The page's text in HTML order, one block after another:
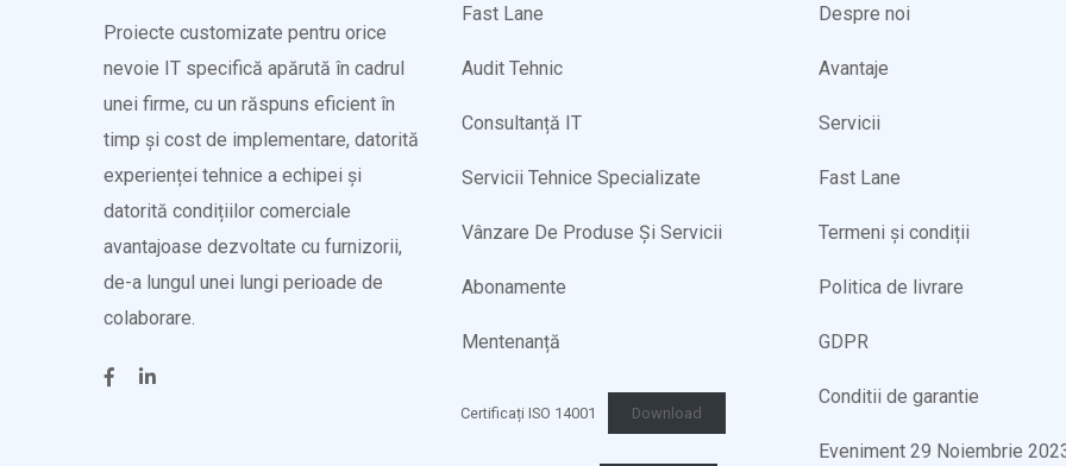
Proiecte customizate pentru orice
nevoie IT specifică apărută în cadrul
unei firme, cu un răspuns eficient în
timp și cost de implementare, datorită
experienței tehnice a echipei și
datorită condițiilor comerciale
avantajoase dezvoltate cu furnizorii,
de-a lungul unei lungi perioade de
colaborare.
Fast Lane
Audit Tehnic
Consultanță IT
Servicii Tehnice Specializate
Vânzare De Produse Și Servicii
Abonamente
Mentenanță
Certificați ISO 14001 Download
Despre noi
Avantaje
Servicii
Fast Lane
Termeni și condiții
Politica de livrare
GDPR
Conditii de garantie
Eveniment 29 Noiembrie